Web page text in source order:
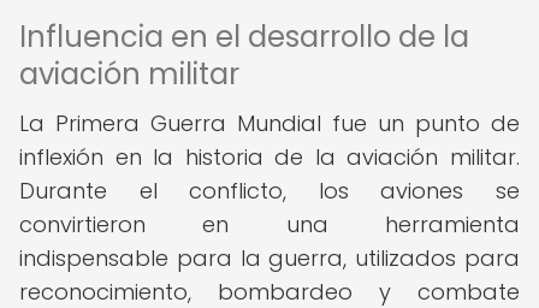
Influencia en el desarrollo de la
aviación militar
La Primera Guerra Mundial fue un punto de
inflexión en la historia de la aviación militar.
Durante el conflicto, los aviones se
convirtieron en una herramienta
indispensable para la guerra, utilizados para
reconocimiento, bombardeo y combate